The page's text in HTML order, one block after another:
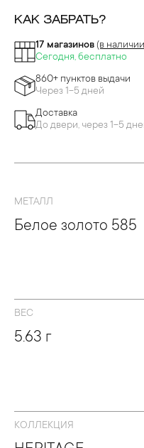
КАК ЗАБРАТЬ?
17 магазинов (в
Сегодня, бесплатно
860+ пунктов выдачи
Через 1-5 дней
Доставка
До двери, через 1-5
МЕТАЛЛ
Белое золото 585
ВЕС
5.63 г
КОЛЛЕКЦИЯ